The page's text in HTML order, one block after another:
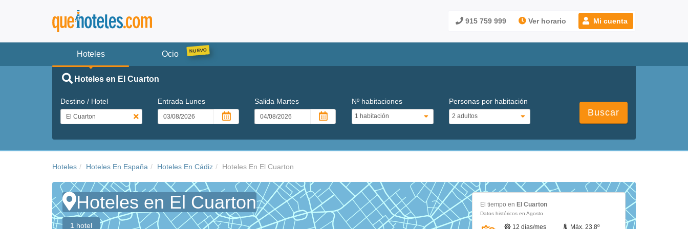
915 759 999 Ver horario Mi cuenta
Hoteles Ocio
Hoteles en El Cuarton
Destino / Hotel Entrada Lunes Salida Martes Nº habitaciones Personas por habitación
Buscar
Hoteles Hoteles En España Hoteles En Cádiz Hoteles En El Cuarton
Hoteles en El Cuarton
1 hotel
El tiempo en El Cuarton
Datos históricos en Agosto
12 días/mes Máx. 23.8º